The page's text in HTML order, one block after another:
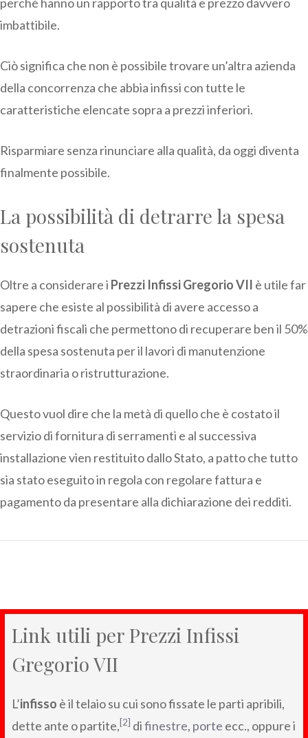
imbattibile.
Ciò significa che non è possibile trovare un’altra azienda
della concorrenza che abbia infissi con tutte le
caratteristiche elencate sopra a prezzi inferiori.
Risparmiare senza rinunciare alla qualità, da oggi diventa
finalmente possibile.
La possibilità di detrarre la spesa
sostenuta
Oltre a considerare i Prezzi Infissi Gregorio VII è utile far
sapere che esiste al possibilità di avere accesso a
detrazioni fiscali che permettono di recuperare ben il 50%
della spesa sostenuta per il lavori di manutenzione
straordinaria o ristrutturazione.
Questo vuol dire che la metà di quello che è costato il
servizio di fornitura di serramenti e al successiva
installazione vien restituito dallo Stato, a patto che tutto
sia stato eseguito in regola con regolare fattura e
pagamento da presentare alla dichiarazione dei redditi.
Link utili per Prezzi Infissi
Gregorio VII
L’infisso è il telaio su cui sono fissate le parti apribili,
dette ante o partite,[2] difinestre, porte ecc., oppure i